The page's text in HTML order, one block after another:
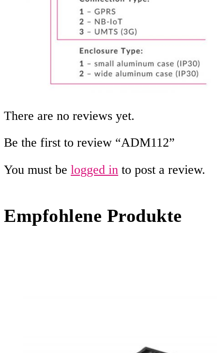
There are no reviews yet.
Be the first to review “ADM112”
You must be logged in to post a review.
Empfohlene Produkte